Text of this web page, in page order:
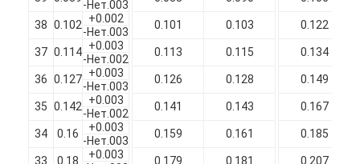
Изолированные эмалированные медные провода
Магнитная проволока эмалированная
эмалированная плоская медная проволока
Шелковые проволоки
-Нет.003
38 0.102 +0.002 0.101 0.103 0.122
-Нет.003
37 0.114 +0.003 0.113 0.115 0.134
-Нет.002
36 0.127 +0.003 0.126 0.128 0.149
-Нет.003
35 0.142 +0.003 0.141 0.143 0.167
-Нет.002
34
0.16 +0.003 0.159 0.161 0.185
-Нет.003
33
0.18 +0.003 0.179 0.181 0.207